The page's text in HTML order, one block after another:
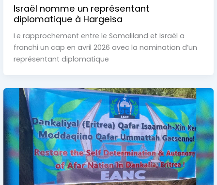
Israël nomme un représentant
diplomatique à Hargeisa
Le rapprochement entre le Somaliland et Israël a
franchi un cap en avril 2026 avec la nomination d’un
représentant diplomatique